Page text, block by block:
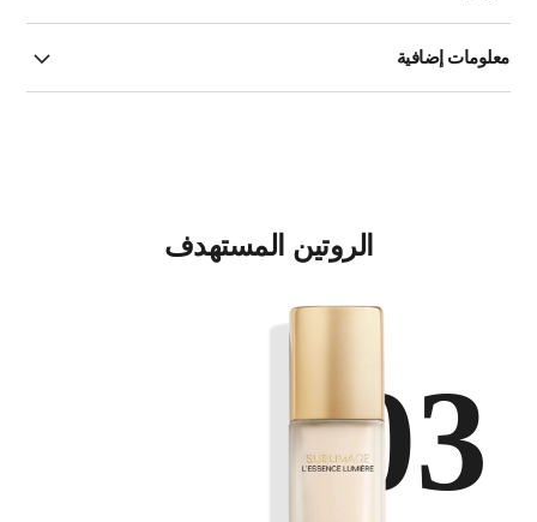
معلومات إضافية
الروتين المستهدف
03